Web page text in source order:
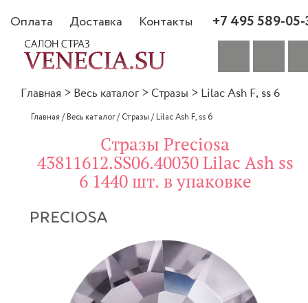
Оплата Доставка Контакты +7 495 589-
Главная > Весь каталог > Стразы > Lilac Ash F, ss 6
Главная /Весь каталог/Стразы /Lilac Ash F, ss 6
Стразы Preciosa
43811612.SS06.40030 Lilac Ash ss
6 1440 шт. в упаковке